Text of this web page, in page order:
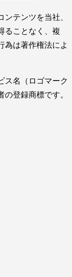
テンツを当社、
ることなく、複
為は著作権法によ
ス名（ロゴマーク
登録商標です。